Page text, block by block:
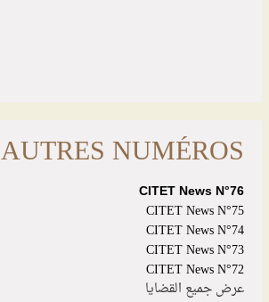
AUTRES NUMÉROS
CITET News N°76
CITET News N°75
CITET News N°74
CITET News N°73
CITET News N°72
عرض جميع القضايا